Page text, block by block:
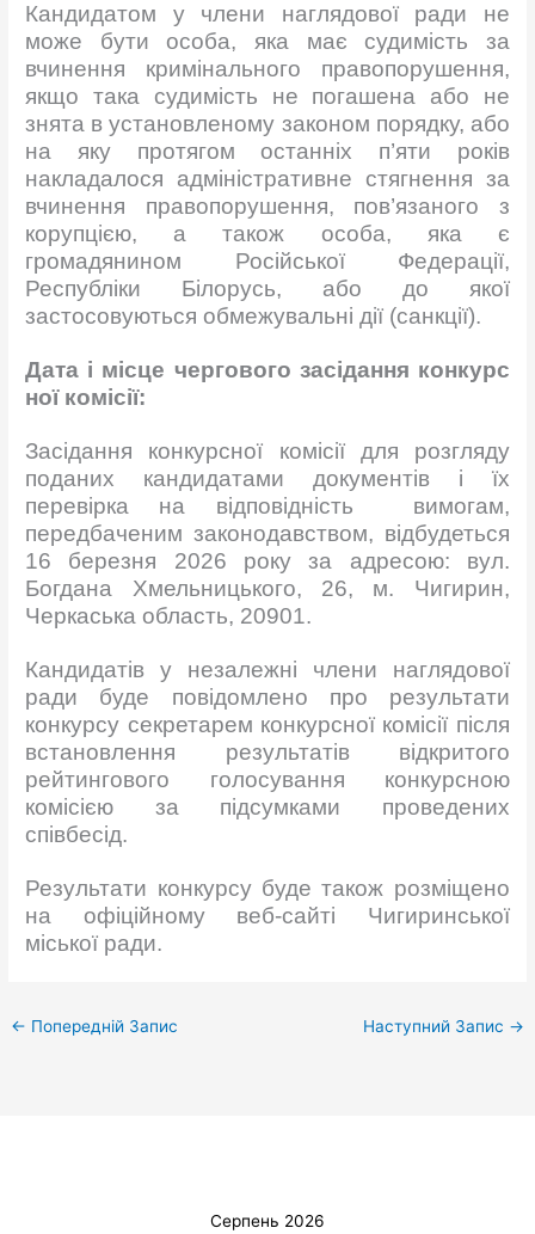
Кандидатом у члени наглядової ради не
може бути особа, яка має судимість за
вчинення кримінального правопорушення,
якщо така судимість не погашена або не
знята в установленому законом порядку, або
на яку протягом останніх п’яти років
накладалося адміністративне стягнення за
вчинення правопорушення, пов’язаного з
корупцією, а також особа, яка є
громадянином Російської Федерації,
Республіки Білорусь, або до якої
застосовуються обмежувальні дії (санкції).
Дата і місце чергового засідання конкурс
ної комісії:
Засідання конкурсної комісії для розгляду
поданих кандидатами документів і їх
перевірка на відповідність вимогам,
передбаченим законодавством, відбудеться
16 березня 2026 року за адресою: вул.
Богдана Хмельницького, 26, м. Чигирин,
Черкаська область, 20901.
Кандидатів у незалежні члени наглядової
ради буде повідомлено про результати
конкурсу секретарем конкурсної комісії після
встановлення результатів відкритого
рейтингового голосування конкурсною
комісією за підсумками проведених
співбесід.
Результати конкурсу буде також розміщено
на офіційному веб-сайті Чигиринської
міської ради.
← Попередній Запис Наступний Запис →
Серпень 2026